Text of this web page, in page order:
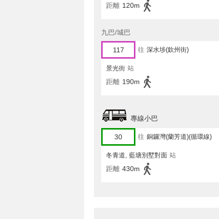
距離 120m
九巴/城巴
117 往 深水埗(欽州街)
景光街 站
距離 190m
專線小巴
30 往 銅鑼灣(蘭芳道)(循環線)
冬青道, 藍塘別墅對面 站
距離 430m